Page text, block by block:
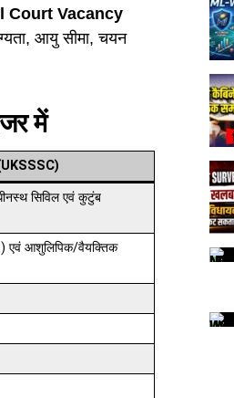
Court Vacancy
आयु सीमा, चयन
में
सिविल एवं कुटुंब
एवं आशुलिपिक/वैयक्तिक